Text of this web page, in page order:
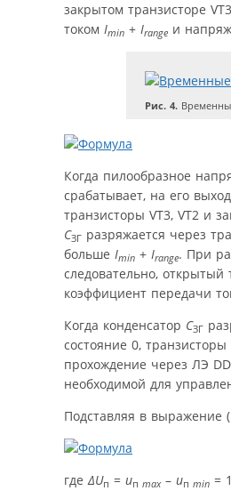
закрытом транзисторе
током Imin + Irange и
Рис. 4.
Когда пилообразное
срабатывает, на его
транзисторы VT3, VT2 и
CЗГ разряжается через
больше Imin + Irange. При
следовательно, открытый
коэффициент передачи
Когда конденсатор CЗГ
состояние 0,
прохождение через ЛЭ
необходимой для
Подставляя в выражение
где∆Uп = uп max– uп min =